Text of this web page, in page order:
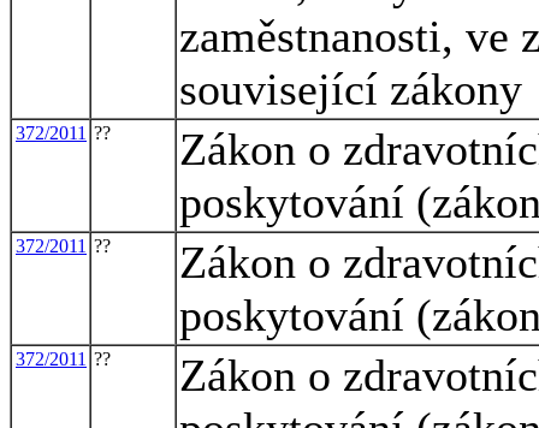
zaměstnanosti, ve
související zákony
372/2011 ??
Zákon o
poskytování
372/2011 ??
Zákon o
poskytování
372/2011 ??
Zákon o